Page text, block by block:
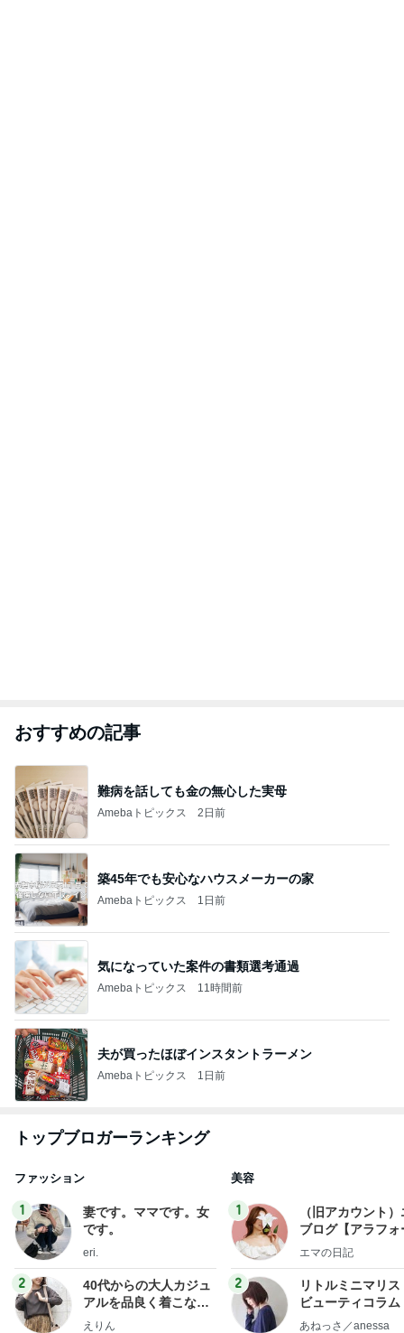
おすすめの記事
難病を話しても金の無心した実母
Amebaトピックス 2日前
築45年でも安心なハウスメーカーの家
Amebaトピックス 1日前
気になっていた案件の書類選考通過
Amebaトピックス 11時間前
夫が買ったほぼインスタントラーメン
Amebaトピックス 1日前
トップブロガーランキング
ファッション
1
妻です。ママです。女
です。
eri.
2
40代からの大人カジュ
アルを品良く着こなす
ファッションブログ
えりん
美容
1
（旧アカウント
ブログ【アラフォ
社売却セカンドラ
エマの日記
2
リトルミニマリス
ビューティコラ
little
あねっさ／anessa